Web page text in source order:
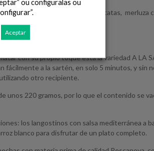
en salsa de setas con patatas, merluza
mejillones y calamares.
con su propio toque está la variedad A LA
fácilmente a la sartén, en solo 5 minutos, y sin
otro recipiente.
unos 220 gramos, por lo que el contenido se
los langostinos con salsa mediterránea a
blanco para disfrutar de un plato completo.
ou configuralas ou
Aceptar